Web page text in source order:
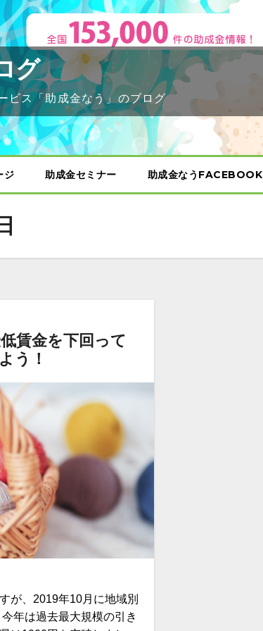
グ
ビス「助成金なう」のブログ
ジ 助成金セミナー 助成金なうFACEBOOK
賃金を下回って
う！
が、2019年10月に地域別
年は過去最大規模の引き